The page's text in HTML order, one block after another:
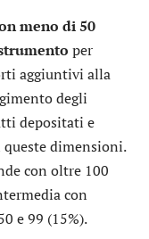
meno di 50
per
aggiuntivi alla
degli
depositati e
dimensioni.
con oltre 100
con
e 99 (15%).